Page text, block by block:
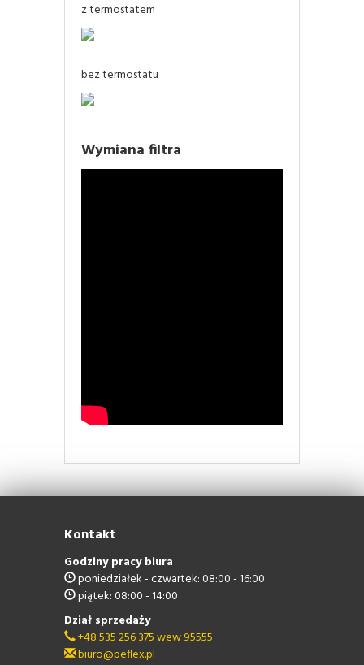
z termostatem
bez termostatu
Wymiana filtra
Kontakt
Godziny pracy biura
poniedziałek - czwartek: 08:00 - 16:00
piątek: 08:00 - 14:00
Dział sprzedaży
+48 535 256 375 wew 95555
biuro@peflex.pl